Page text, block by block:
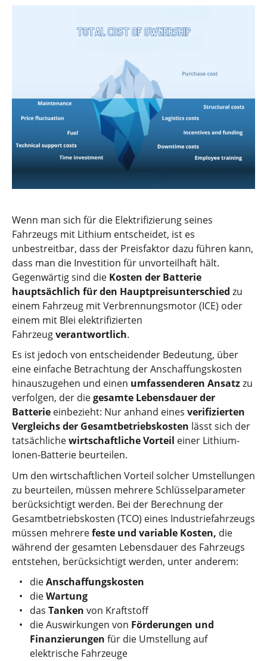
Wenn man sich für die Elektrifizierung seines
Fahrzeugs mit Lithium entscheidet, ist es
unbestreitbar, dass der Preisfaktor dazu führen kann,
dass man die Investition für unvorteilhaft hält.
Gegenwärtig sind die Kosten der Batterie
hauptsächlich für den Hauptpreisunterschied zu
einem Fahrzeug mit Verbrennungsmotor (ICE) oder
einem mit Blei elektrifizierten
Fahrzeugverantwortlich.
Es ist jedoch von entscheidender Bedeutung, über
eine einfache Betrachtung der Anschaffungskosten
hinauszugehen und einen umfassenderen Ansatzzu
verfolgen, der diegesamte Lebensdauer der
Batterie einbezieht: Nur anhand eines verifizierten
Vergleichs der Gesamtbetriebskosten lässt sich der
tatsächlichewirtschaftliche Vorteil einer Lithium-
Ionen-Batterie beurteilen.
Um den wirtschaftlichen Vorteil solcher Umstellungen
zu beurteilen, müssen mehrere Schlüsselparameter
berücksichtigt werden. Bei der Berechnung der
Gesamtbetriebskosten (TCO) eines Industriefahrzeugs
müssen mehrerefeste und variable Kosten, die
während der gesamten Lebensdauer des Fahrzeugs
entstehen, berücksichtigt werden, unter anderem:
dieAnschaffungskosten
dieWartung
das Tanken von Kraftstoff
die Auswirkungen von Förderungen und
Finanzierungen für die Umstellung auf
elektrische Fahrzeuge